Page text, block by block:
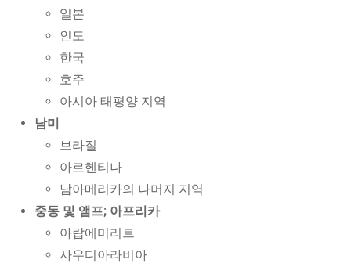
일본
인도
한국
호주
아시아 태평양 지역
남미
브라질
아르헨티나
남아메리카의 나머지 지역
중동 및 앰프; 아프리카
아랍에미리트
사우디아라비아